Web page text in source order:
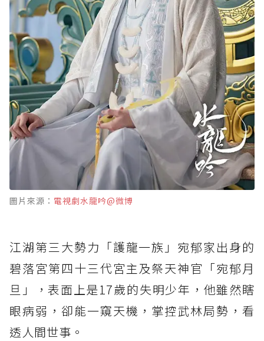
圖片來源： 電視劇水龍吟@微博
江湖第三大勢力「護龍一族」宛郁家出身的
碧落宮第四十三代宮主及祭天神官「宛郁月
旦」，表面上是17歲的失明少年，他雖然瞎
眼病弱，卻能一窺天機，掌控武林局勢，看
透人間世事。